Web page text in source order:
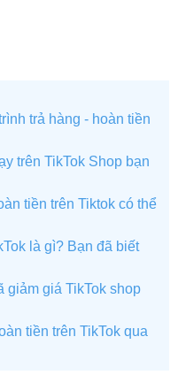
trả hàng - hoàn tiền
trên TikTok Shop bạn
tiền trên Tiktok có thể
là gì? Bạn đã biết
giảm giá TikTok shop
tiền trên TikTok qua